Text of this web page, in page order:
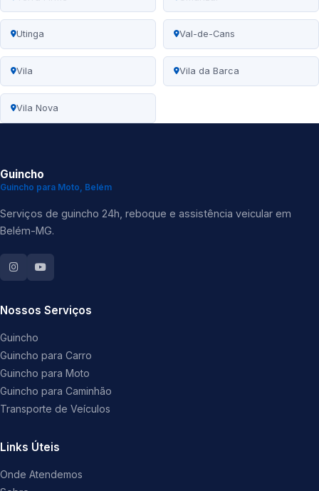
Utinga Val-de-Cans
Vila Vila da Barca
Vila Nova
Guincho
Guincho para Moto, Belém
Serviços de guincho 24h, reboque e assistência veicular em
Belém-MG.
Nossos Serviços
Guincho
Guincho para Carro
Guincho para Moto
Guincho para Caminhão
Transporte de Veículos
Links Úteis
Onde Atendemos